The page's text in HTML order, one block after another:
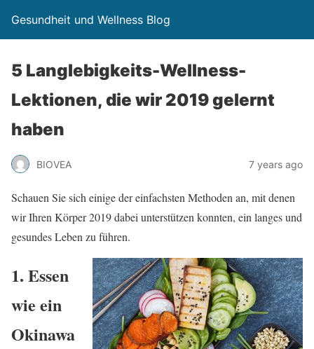
Gesundheit und Wellness Blog
5 Langlebigkeits-Wellness-
Lektionen, die wir 2019 gelernt
haben
BIOVEA 7 years ago
Schauen Sie sich einige der einfachsten Methoden an, mit denen
wir Ihren Körper 2019 dabei unterstützen konnten, ein langes und
gesundes Leben zu führen.
1. Essen
wie ein
Okinawa